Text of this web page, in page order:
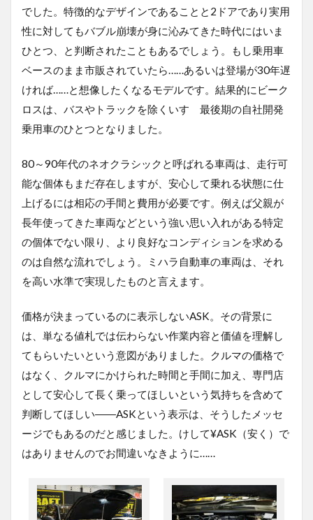
でした。特徴的なデザインであることと 2 ドアであり実用
性に対してもバブル崩壊が身に沁みてきた時代にはいま
ひとつ、と判断されたこともあるでしょう。もし乗用車
ベースのまま市販されていたら……あるいは登場が30年遅
ければ……と想像したくなるモデルです。結果的にビーク
ロスは、バスやトラックを除くいすゞ最後期の自社開発
乗用車のひとつとなりました。
80～90年代のネオクラシックと呼ばれる車両は、走行可
能な個体もまだ存在しますが、安心して乗れる状態に仕
上げるには相応の手間と費用が必要です。例えば父親が
長年使ってきた車両などという強い思い入れがある特定
の個体でない限り、より良好なコンディションを求める
のは自然な流れでしょう。ミハラ自動車の車両は、それ
を高い水準で実現したものと言えます。
価格が決まっているのに表示しないASK。その背景に
は、単なる値札では伝わらない作業内容と価値を理解し
てもらいたいという意図がありました。クルマの価格で
はなく、クルマにかけられた時間と手間に加え、専門店
として安心して長く乗ってほしいという気持ちを含めて
判断してほしい――ASKという表示は、そうしたメッセ
ージでもあるのだと感じました。けして¥ASK （安く）で
はありませんのでお間違いなきように……